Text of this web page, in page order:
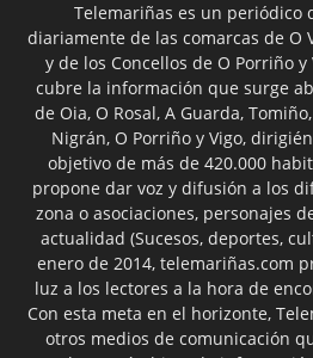
Telemariñas es un periódico
diariamente de las comarcas de O
y de los Concellos de O Porriño
cubre la información que surge
de Oia, O Rosal, A Guarda,
Nigrán, O Porriño y Vigo,
objetivo de más de 420.000
propone dar voz y difusión a los
zona o asociaciones, personajes
actualidad (Sucesos, deportes,
enero de 2014, telemariñas.com
luz a los lectores a la hora de
Con esta meta en el horizonte,
otros medios de comunicación